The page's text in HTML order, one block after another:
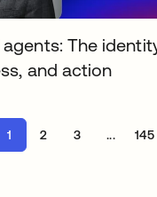
agents: The
and action
1 2 3 ... 145